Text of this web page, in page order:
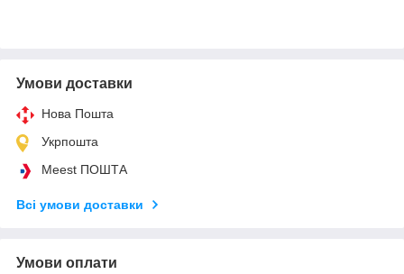
Умови доставки
Нова Пошта
Укрпошта
Meest ПОШТА
Всі умови доставки
Умови оплати